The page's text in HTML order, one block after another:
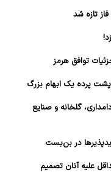
تازه شد
توافق هرمز
پشت پرده یک ابهام بزرگ
گلخانه و صنایع
علیه آنان تصمیم